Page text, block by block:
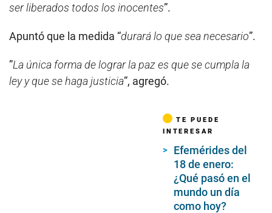
ser liberados todos los inocentes”.
Apuntó que la medida “durará lo que sea necesario”.
”La única forma de lograr la paz es que se cumpla la
ley y que se haga justicia”, agregó.
TE PUEDE
INTERESAR
Efemérides del
18 de enero:
¿Qué pasó en el
mundo un día
como hoy?